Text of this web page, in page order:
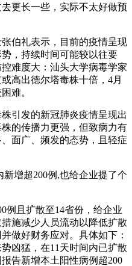
更长一些，实际不太好做预
伯礼表示，目前的疫情呈现
，持续时间可能较以往要
难度大：汕头大学病毒学家
高出德尔塔毒株十倍，4月
难。
引发的新冠肺炎疫情呈现出
的传播力更强，但致病力有
面广、频发的态势，且轻症
增超200例,也给企业提了个
例且扩散至14省份，给企业
施减少人员流动以降低扩散
做好财务应对。具体如下：
凶猛，在11天时间内已扩散
告新增本土阳性病例超200